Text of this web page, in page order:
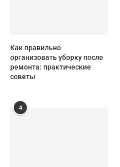
Как правильно
организовать уборку после
ремонта: практические
советы
4